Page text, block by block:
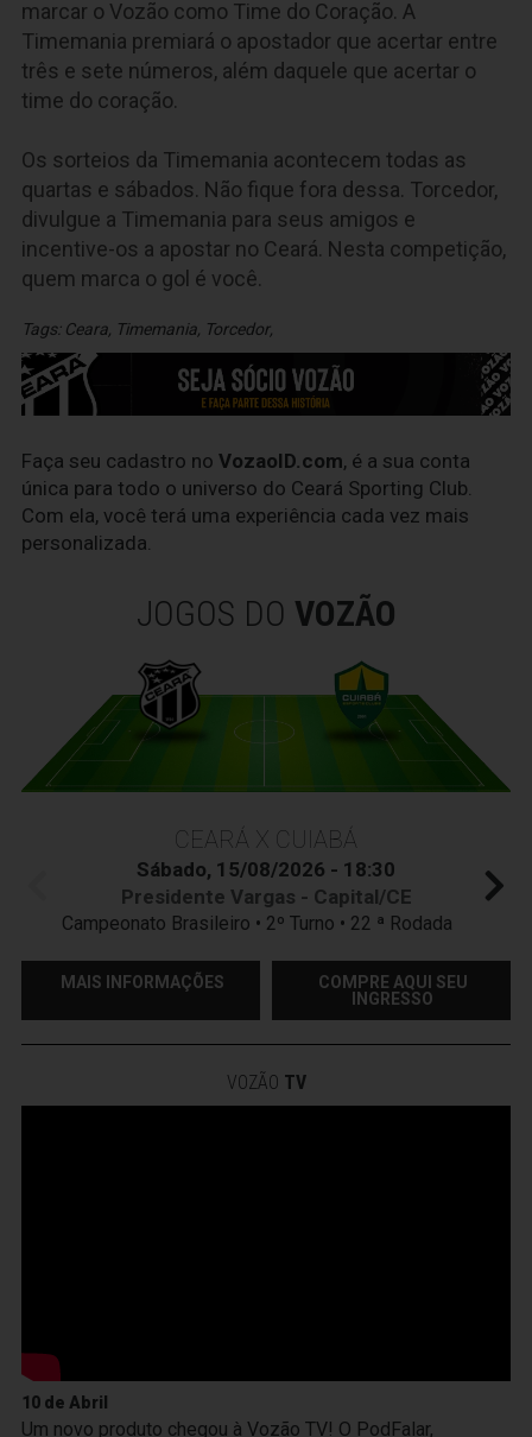
marcar o Vozão como Time do Coração. A
Timemania premiará o apostador que acertar entre
três e sete números, além daquele que acertar o
time do coração.
Os sorteios da Timemania acontecem todas as
quartas e sábados. Não fique fora dessa. Torcedor,
divulgue a Timemania para seus amigos e
incentive-os a apostar no Ceará. Nesta competição,
quem marca o gol é você.
Tags: Ceara, Timemania, Torcedor,
Faça seu cadastro no VozaoID.com, é a sua conta
única para todo o universo do Ceará Sporting Club.
Com ela, você terá uma experiência cada vez mais
personalizada.
JOGOS DO VOZÃO
CEARÁ X CUIABÁ
Sábado, 15/08/2026 - 18:30
Presidente Vargas - Capital/CE
Campeonato Brasileiro • 2º Turno • 22 ª Rodada
MAIS INFORMAÇÕES
COMPRE AQUI SEU
INGRESSO
VOZÃO TV
10 de Abril
Um novo produto chegou à Vozão TV! O PodFalar,